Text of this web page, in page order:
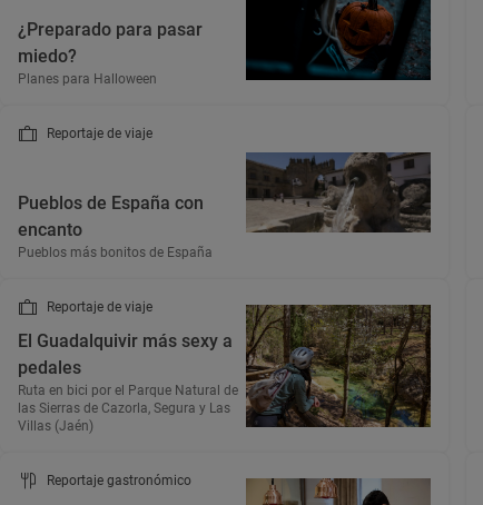
¿Preparado para pasar
miedo?
Planes para Halloween
Reportaje de viaje
Pueblos de España con
encanto
Pueblos más bonitos de España
Reportaje de viaje
El Guadalquivir más sexy a
pedales
Ruta en bici por el Parque Natural de
las Sierras de Cazorla, Segura y Las
Villas (Jaén)
Reportaje gastronómico